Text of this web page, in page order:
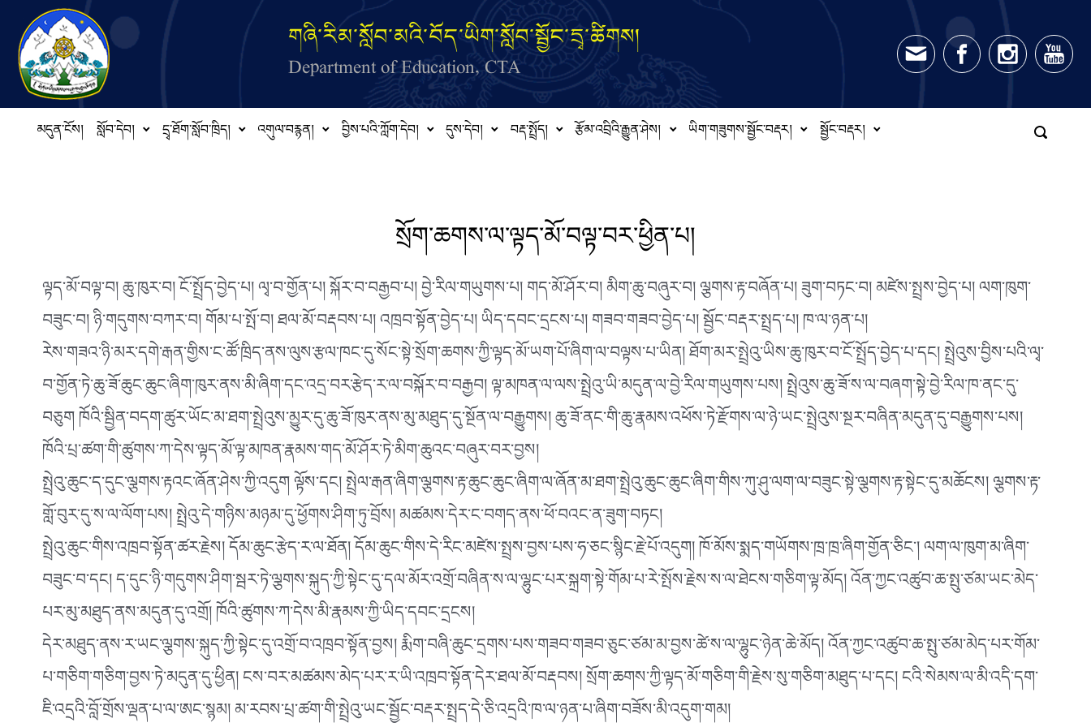
Skip to main content
གཞི་རིམ་སློབ་མའི་བོད་ཡིག་སློབ་སྦྱོང་དྲྭ་ཚིགས།
Department of Education, CTA
མདུན་ངོས། སློབ་དེབ། དྲྭ་ཐོག་སློབ་ཁྲིད། འགུལ་བརྙན། བྱིས་པའི་ཀློག་དེབ། དུས་དེབ། བརྡ་སྤྲོད། རྩོམ་འབྲིའི་རྒྱུན་ཤེས། ཡིག་གཟུགས་སྦྱོང་བརྡར། སྦྱོང་བརྡར།
སྲོག་ཆགས་ལ་ལྟད་མོ་བལྟ་བར་ཕྱིན་པ།
ལྟད་མོ་བལྟ་བ། ཆུ་ཁུར་བ། ངོ་སྤྲོད་བྱེད་པ། ལྭ་བ་གྱོན་པ། སྐོར་བ་བརྒྱབ་པ། བྱེ་རིལ་གཡུགས་པ། གད་མོ་ཤོར་བ། མིག་ཆུ་བཞུར་བ། ལྕགས་རྟ་བཞོན་པ། ཟུག་བཏང་བ། མཛེས་སྤྲས་བྱེད་པ། ལག་ཁུག་
བཟུང་བ། ཉི་གདུགས་བཀར་བ། གོམ་པ་སྤོ་བ། ཐལ་མོ་བརྡབས་པ། འཁྲབ་སྟོན་བྱེད་པ།ཡིད་དབང་དྲངས་པ། གཟབ་གཟབ་བྱེད་པ། སྦྱོང་བརྡར་སྤྲད་པ། ཁ་ལ་ཉན་པ།
རེས་གཟའ་ཉི་མར་དགེ་རྒན་གྱིས་ང་ཚོ་ཁྲིད་ནས་ལུས་རྩལ་ཁང་དུ་སོང་སྟེ་སྲོག་ཆགས་ཀྱི་ལྟད་མོ་ཡག་པོ་ཞིག་ལ་བལྟས་པ་ཡིན། ཐོག་མར་སྤྲེའུ་ཡིས་ཆུ་ཁུར་བ་ངོ་སྤྲོད་བྱེད་པ་དང། སྤྲེའུས་བྱིས་པའི་ལྭ་
བ་གྱོན་ཏེ་ཆུ་ཟོ་ཆུང་ཆུང་ཞིག་ཁུར་ནས་མི་ཞིག་དང་འདྲ་བར་རྩེད་ར་ལ་བསྐོར་བ་བརྒྱབ། ལྟ་མཁན་ལ་ལས་སྤྲེའུ་ཡི་མདུན་ལ་བྱེ་རིལ་གཡུགས་པས། སྤྲེའུས་ཆུ་ཟོ་ས་ལ་བཞག་སྟེ་བྱེ་རིལ་ཁ་ནང་དུ་
བཅུག ཁོའི་སྦྱིན་བདག་ཚུར་ཡོང་མ་ཐག་སྤྲེའུས་མྱུར་དུ་ཆུ་ཟོ་ཁུར་ནས་མུ་མཐུད་དུ་སྔོན་ལ་བརྒྱུགས། ཆུ་ཟོ་ནང་གི་ཆུ་རྣམས་འཕོས་ཏེ་རྫོགས་ལ་ཉེ་ཡང་སྤྲེའུས་སྔར་བཞིན་མདུན་དུ་བརྒྱུགས་པས།
ཁོའི་པྲ་ཚག་གི་ཚུགས་ཀ་དེས་ལྟད་མོ་ལྟ་མཁན་རྣམས་གད་མོ་ཤོར་ཏེ་མིག་ཆུའང་བཞུར་བར་བྱས།
སྤྲེའུ་ཆུང་ད་དུང་ལྕགས་རྟའང་ཞོན་ཤེས་ཀྱི་འདུག ལྟོས་དང། སྤྲེལ་རྒན་ཞིག་ལྕགས་རྟ་ཆུང་ཆུང་ཞིག་ལ་ཞོན་མ་ཐག་སྤྲེའུ་ཆུང་ཆུང་ཞིག་གིས་ཀུ་ཤུ་ལག་ལ་བཟུང་སྟེ་ལྕགས་རྟ་སྟེང་དུ་མཆོངས། ལྕགས་རྟ་
གློ་བུར་དུ་ས་ལ་ལོག་པས། སྤྲེའུ་དེ་གཉིས་མཉམ་དུ་ཕྱོགས་ཤིག་ཏུ་བྲོས། མཚམས་དེར་ང་བགད་ནས་ཕོ་བའང་ན་ཟུག་བཏང།
སྤྲེའུ་ཆུང་གིས་འཁྲབ་སྟོན་ཚར་རྗེས། དོམ་ཆུང་རྩེད་ར་ལ་ཐོན། དོམ་ཆུང་གིས་དེ་རིང་མཛེས་སྤྲས་བྱས་པས་ཧ་ཅང་སྙིང་རྗེ་པོ་འདུག། ཁོ་མོས་སྨད་གཡོགས་ཁྲ་ཁྲ་ཞིག་གྱོན་ཅིང་། ལག་ལ་ཁུག་མ་ཞིག་
བཟུང་བ་དང། ད་དུང་ཉི་གདུགས་ཤིག་སྦར་ཏེ་ལྕགས་སྐུད་ཀྱི་སྟེང་དུ་དལ་མོར་འགྲོ་བཞིན་ས་ལ་ལྷུང་པར་སྐྲག་སྟེ་གོམ་པ་རེ་སྤོས་རྗེས་ས་ལ་ཐེངས་གཅིག་ལྟ་མོད། འོན་ཀྱང་འཚུབ་ཆ་སྤུ་ཙམ་ཡང་མེད་
པར་མུ་མཐུད་ནས་མདུན་དུ་འགྲོ། ཁོའི་ཚུགས་ཀ་དེས་མི་རྣམས་ཀྱི་ཡིད་དབང་དྲངས།
དེར་མཐུད་ནས་ར་ཡང་ལྕགས་སྐུད་ཀྱི་སྟེང་དུ་འགྲོ་བ་འཁྲབ་སྟོན་བྱས། རྨིག་བཞི་ཆུང་དྲགས་པས་གཟབ་གཟབ་ཅུང་ཙམ་མ་བྱས་ཚེ་ས་ལ་ལྷུང་ཉེན་ཆེ་མོད། འོན་ཀྱང་འཚུབ་ཆ་སྤུ་ཙམ་མེད་པར་གོམ་
པ་གཅིག་གཅིག་བྱས་ཏེ་མདུན་དུ་ཕྱིན། ངས་བར་མཚམས་མེད་པར་ར་ཡི་འཁྲབ་སྟོན་དེར་ཐལ་མོ་བརྡབས། སྲོག་ཆགས་ཀྱི་ལྟད་མོ་གཅིག་གི་རྗེས་སུ་གཅིག་མཐུད་པ་དང། ངའི་སེམས་ལ་མི་འདི་དག་
ཇི་འདྲའི་བློ་གྲོས་ལྡན་པ་ལ་ཨང་སྙམ། མ་རབས་པྲ་ཚག་གི་སྤྲེའུ་ཡང་སྦྱོང་བརྡར་སྤྲད་དེ་ཅི་འདྲའི་ཁ་ལ་ཉན་པ་ཞིག་བཟོས་མི་འདུག་གམ།